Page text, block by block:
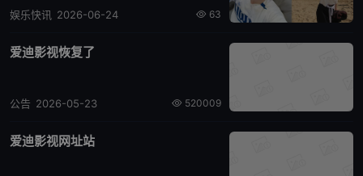
63
娱乐快讯 2026-06-24
爱迪影视恢复了
520009
公告 2026-05-23
爱迪影视网址站